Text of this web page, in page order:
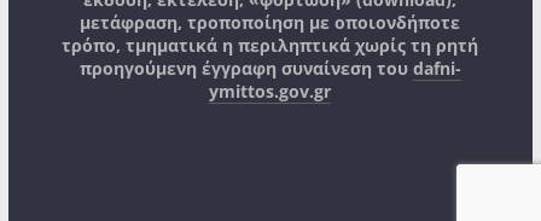
μετάφραση, τροποποίηση με οποιονδήποτε
τρόπο, τμηματικά η περιληπτικά χωρίς τη ρητή
προηγούμενη έγγραφη συναίνεση του dafni-
ymittos.gov.gr